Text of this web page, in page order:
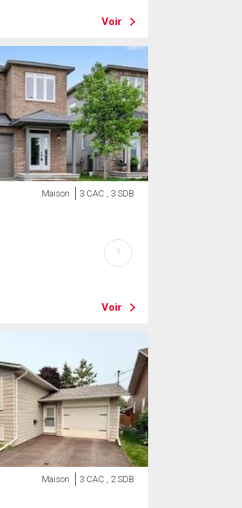
Voir
Maison 3 CAC , 3 SDB
Voir
?
Maison 3 CAC , 2 SDB